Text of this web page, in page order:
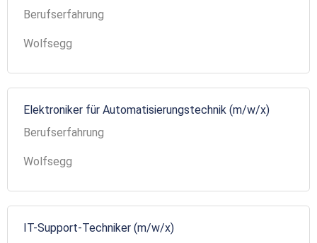
Berufserfahrung
Wolfsegg
Elektroniker für Automatisierungstechnik (m/w/x)
Berufserfahrung
Wolfsegg
IT-Support-Techniker (m/w/x)